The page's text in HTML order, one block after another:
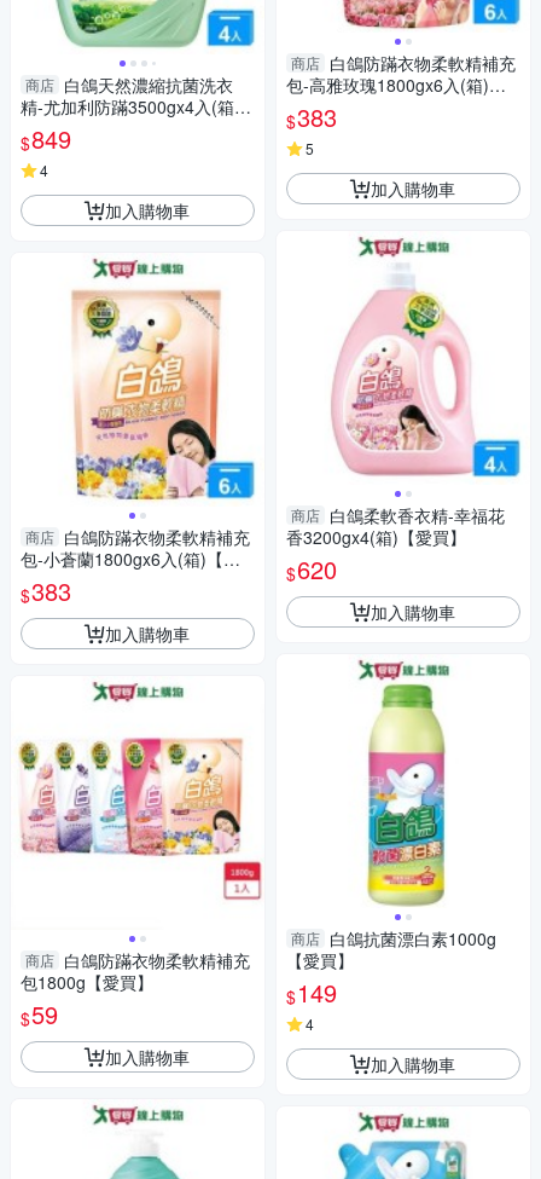
商店 白鴿天然濃縮抗菌洗衣
精-尤加利防蹣3500gx4入(箱)
【愛買】
$849
4
加入購物車
商店 白鴿防蹣衣物柔軟精補充
包-小蒼蘭1800gx6入(箱)【愛
買】
$383
加入購物車
商店 白鴿防蹣衣物柔軟精補充
包1800g【愛買】
$59
加入購物車
商店 白鴿防蹣衣物柔軟精補充
包-高雅玫瑰1800gx6入(箱)
【愛買】
$383
5
加入購物車
商店 白鴿柔軟香衣精-幸福花
香3200gx4(箱)【愛買】
$620
加入購物車
商店 白鴿抗菌漂白素1000g
【愛買】
$149
4
加入購物車